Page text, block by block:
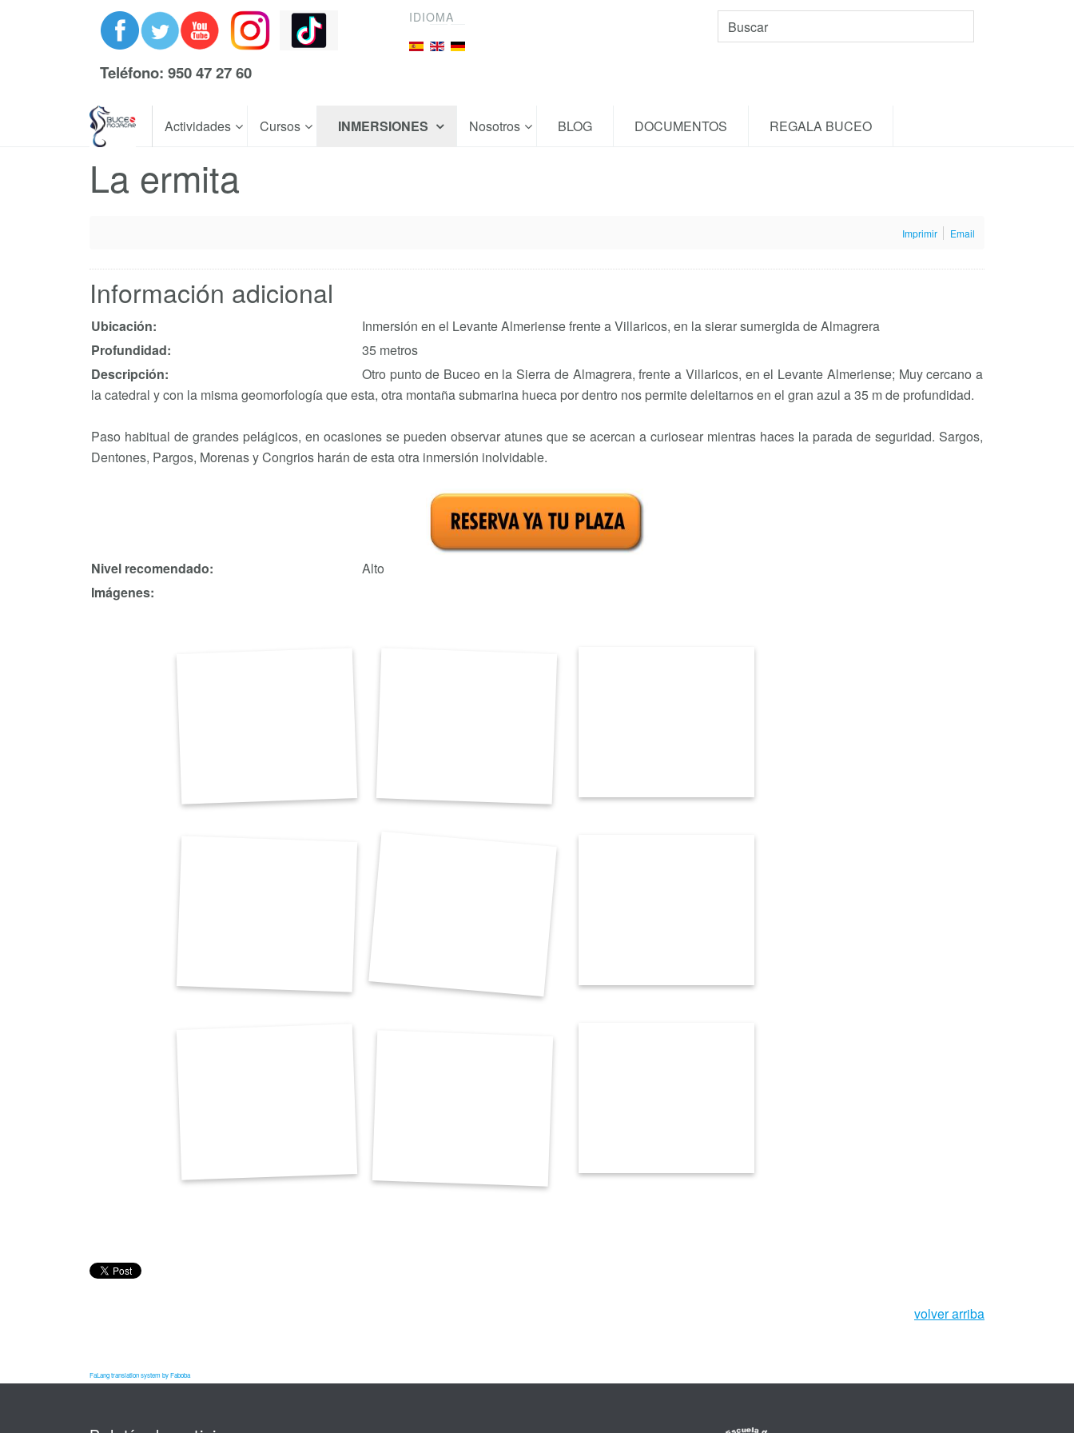
Teléfono: 950 47 27 60
IDIOMA
Actividades Cursos INMERSIONES Nosotros BLOG DOCUMENTOS REGALA BUCEO
La ermita
Imprimir Email
Información adicional
Ubicación:
Inmersión en el Levante Almeriense frente a Villaricos, en la sierar sumergida de Almagrera
Profundidad:
35 metros
Descripción:
Otro punto de Buceo en la Sierra de Almagrera, frente a Villaricos, en el Levante Almeriense; Muy cercano a
la catedral y con la misma geomorfología que esta, otra montaña submarina hueca por dentro nos permite deleitarnos en el gran azul a 35 m de profundidad.
Paso habitual de grandes pelágicos, en ocasiones se pueden observar atunes que se acercan a curiosear mientras haces la parada de seguridad. Sargos,
Dentones, Pargos, Morenas y Congrios harán de esta otra inmersión inolvidable.
Nivel recomendado:
Alto
Imágenes:
volver arriba
FaLang translation system by Faboba